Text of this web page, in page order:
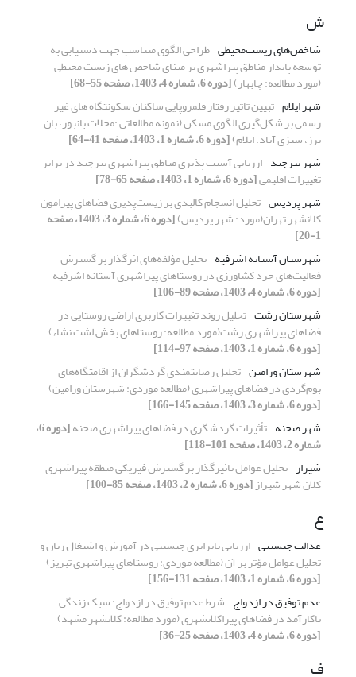
ش
شاخص‌های زیست‌محیطی طراحی الگوی متناسب جهت دستیابی به
توسعه پایدار مناطق پیراشهری بر مبنای شاخص های زیست محیطی
(مورد مطالعه: چابهار)[دوره 6، شماره 4، 1403، صفحه 55-68]
شهر ایلام تبیین تاثیر رفتار قلمروپایی ساکنان سکونتگاه های غیر
رسمی بر شکل‌گیری الگوی مسکن (نمونه مطالعاتی :محلات بانبور، بان
برز، سبزی آباد، ایلام)[دوره 6، شماره 1، 1403، صفحه 41-64]
شهر بیرجند ارزیابی آسیب پذیری مناطق پیراشهری بیرجند در برابر
تغییرات اقلیمی[دوره 6، شماره 1، 1403، صفحه 65-78]
شهر پردیس تحلیل انسجام کالبدی بر زیست‌پذیری فضاهای پیرامون
کلانشهر تهران(مورد: شهر پردیس) [دوره 6، شماره 3، 1403، صفحه
1-20]
شهرستان آستانه اشرفیه تحلیل مؤلفه‌های اثرگذار بر گسترش
فعالیت‌های خرد کشاورزی در روستاهای پیراشهری آستانه اشرفیه
[دوره 6، شماره 4، 1403، صفحه 89-106]
شهرستان رشت تحلیل روند تغییرات کاربری اراضی روستایی در
فضاهای پیراشهری رشت(مورد مطالعه: روستاهای بخش لشت نشاء)
[دوره 6، شماره 1، 1403، صفحه 97-114]
شهرستان ورامین تحلیل رضایتمندی گردشگران از اقامتگاه‌های
بوم‌گردی در فضاهای پیراشهری (مطالعه موردی: شهرستان ورامین)
[دوره 6، شماره 3، 1403، صفحه 145-166]
شهر صحنه تأثیرات گردشگری در فضاهای پیراشهری صحنه [دوره 6،
شماره 2، 1403، صفحه 101-118]
شیراز تحلیل عوامل تاثیرگذار بر گسترش فیزیکی منطقه پیراشهری
کلان شهر شیراز[دوره 6، شماره 2، 1403، صفحه 85-100]
ع
عدالت جنسیتی ارزیابی نابرابری جنسیتی در آموزش و اشتغال زنان و
تحلیل عوامل مؤثر بر آن (مطالعه موردی: روستاهای پیراشهری تبریز)
[دوره 6، شماره 1، 1403، صفحه 131-156]
عدم توفیق در ازدواج شرط عدم توفیق در ازدواج: سبک زندگی
ناکارآمد در فضاهای پیراکلانشهری (مورد مطالعه: کلانشهر مشهد)
[دوره 6، شماره 4، 1403، صفحه 25-36]
ف